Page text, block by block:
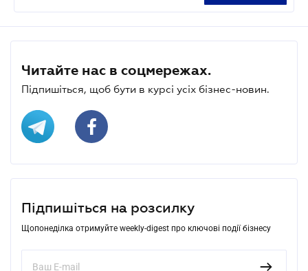
Читайте нас в соцмережах.
Підпишіться, щоб бути в курсі усіх бізнес-новин.
Підпишіться на розсилку
Щопонеділка отримуйте weekly-digest про ключові події бізнесу